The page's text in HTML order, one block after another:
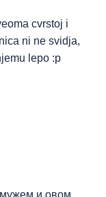
cvrstoj i
ni ne svidja,
lepo :p
и овом